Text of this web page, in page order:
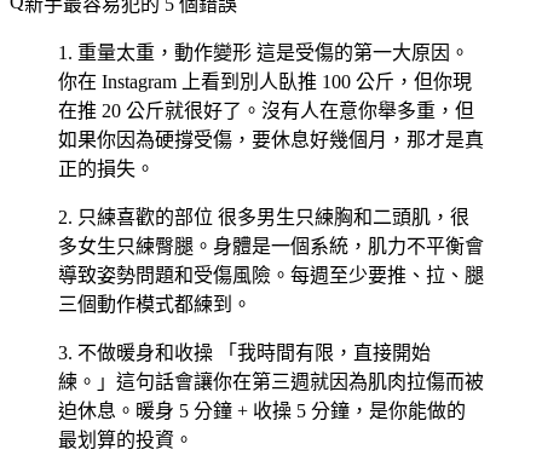
1. 重量太重，動作變形 這是受傷的第一大原因。
你在 Instagram 上看到別人臥推 100 公斤，但你現
在推 20 公斤就很好了。沒有人在意你舉多重，但
如果你因為硬撐受傷，要休息好幾個月，那才是真
正的損失。
2. 只練喜歡的部位 很多男生只練胸和二頭肌，很
多女生只練臀腿。身體是一個系統，肌力不平衡會
導致姿勢問題和受傷風險。每週至少要推、拉、腿
三個動作模式都練到。
3. 不做暖身和收操 「我時間有限，直接開始
練。」這句話會讓你在第三週就因為肌肉拉傷而被
迫休息。暖身 5 分鐘 + 收操 5 分鐘，是你能做的
最划算的投資。